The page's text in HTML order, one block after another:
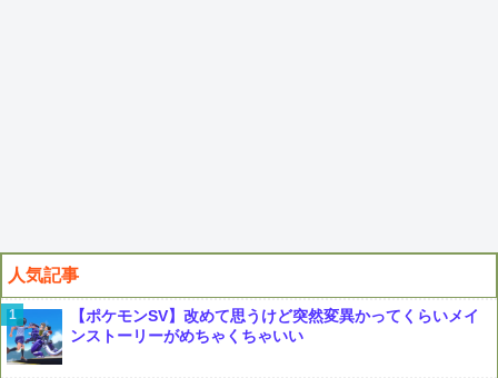
人気記事
【ポケモンSV】改めて思うけど突然変異かってくらいメイ
ンストーリーがめちゃくちゃいい